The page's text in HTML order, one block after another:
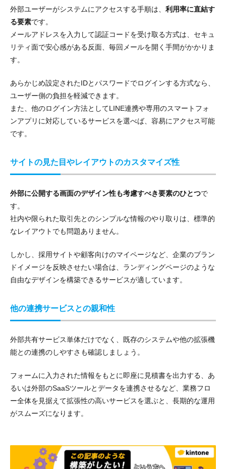
外部ユーザーがシステムにアクセスする手順は、 利用率に直結す
る要素です。
メールアドレスを入力して認証コードを受け取る方式は、セキュ
リティ面で安心感がある反面、毎回メールを開く手間がかかりま
す。
あらかじめ設定されたIDとパスワードでログインする方式なら、
ユーザー側の負担を軽減できます。
また、他のログイン方法としてLINE連携や専用のスマートフォ
ンアプリに対応しているサービスを選べば、容易にアクセス可能
です。
サイトの見た目やレイアウトのカスタマイズ性
外部に公開する画面のデザイン性も考慮すべき要素のひとつで
す。
社内や限られた取引先とのシンプルな情報のやり取りは、標準的
なレイアウトでも問題ありません。
しかし、採用サイトや顧客向けのマイページなど、企業のブラン
ドイメージを反映させたい場合は、ランディングページのような
自由なデザインを構築できるサービスが適しています。
他の連携サービスとの親和性
外部共有サービス単体だけでなく、既存のシステムや他の拡張機
能との連携のしやすさも確認しましょう。
フォームに入力された情報をもとに即座に見積書を出力する、あ
るいは外部のSaaSツールとデータを連携させるなど、業務フロ
ー全体を見据えて拡張性の高いサービスを選ぶと、長期的な運用
がスムーズになります。